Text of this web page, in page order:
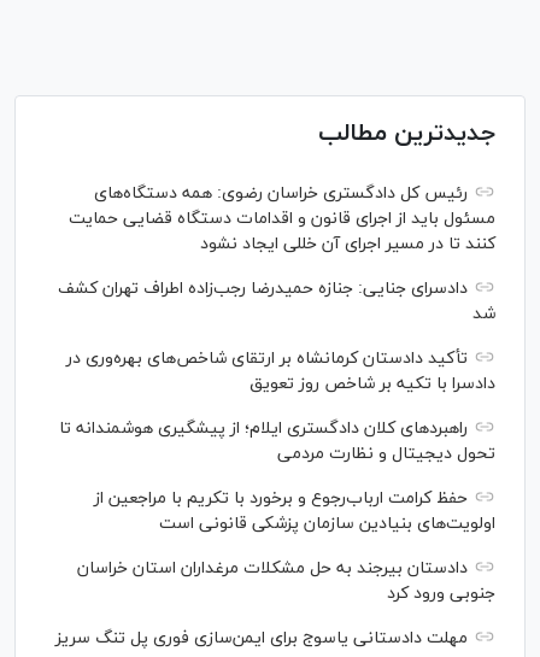
جدیدترین مطالب
رئیس کل دادگستری خراسان رضوی: همه دستگاه‌های
مسئول باید از اجرای قانون و اقدامات دستگاه قضایی حمایت
کنند تا در مسیر اجرای آن خللی ایجاد نشود
دادسرای جنایی: جنازه حمیدرضا رجب‌زاده اطراف تهران کشف
شد
تأکید دادستان کرمانشاه بر ارتقای شاخص‌های بهره‌وری در
دادسرا با تکیه بر شاخص روز تعویق
راهبرد‌های کلان دادگستری ایلام؛ از پیشگیری هوشمندانه تا
تحول دیجیتال و نظارت مردمی
حفظ کرامت ارباب‌رجوع و برخورد با تکریم با مراجعین از
اولویت‌های بنیادین سازمان پزشکی قانونی است
دادستان بیرجند به حل مشکلات مرغداران استان خراسان
جنوبی ورود کرد
مهلت دادستانی یاسوج برای ایمن‌سازی فوری پل تنگ سریز